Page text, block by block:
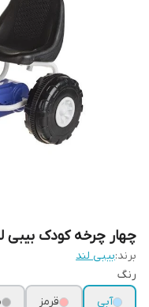
چهار چرخه کودک بیبی
برند:بیبی لند
رنگ
آبی
قرمز